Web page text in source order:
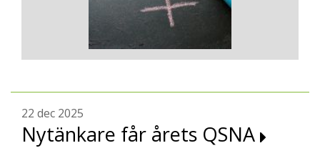
22 dec 2025
Nytänkare får årets QSNA